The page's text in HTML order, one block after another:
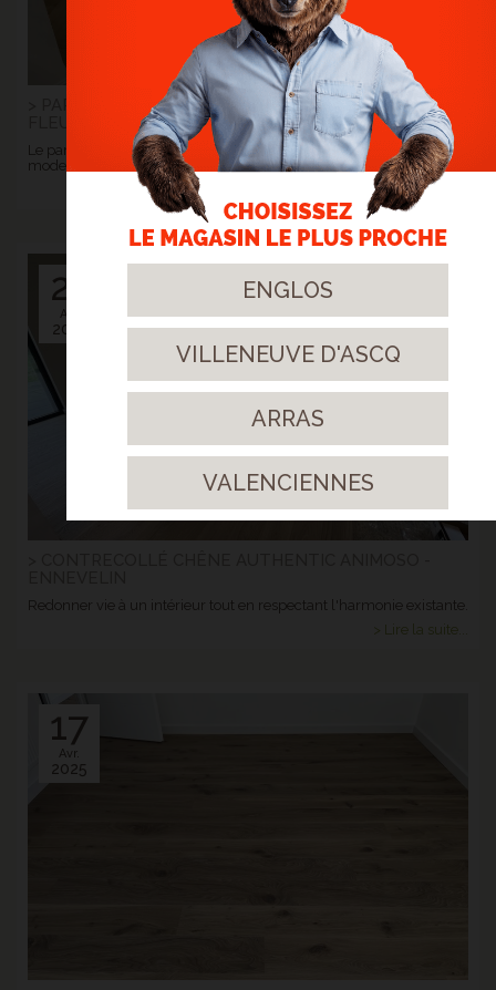
> PARQUET EN CHÊNE POINT DE HONGRIE -
Le parquet devient le fil conducteur entre l'élégance d'hier et la
modernité d'aujourd'hui.
> Lire la suite...
21
Avr.
2025
Redonner vie à un intérieur tout en respectant l'harmonie existante.
> Lire la suite...
17
Avr.
2025
ENGLOS
VILLENEUVE D'ASCQ
ARRAS
VALENCIENNES